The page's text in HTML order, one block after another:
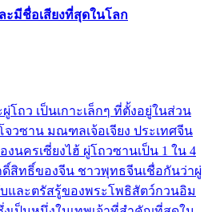
มีชื่อเสียงที่สุดในโลก
โถว เป็นเกาะเล็กๆ ที่ตั้งอยู่ในส่วน
จวซาน มณฑลเจ้อเจียง ประเทศจีน
นครเซี่ยงไฮ้ ผู่โถวซานเป็น 1 ใน 4
สิทธิ์ของจีน ชาวพุทธจีนเชื่อกันว่าผู่
และตรัสรู้ของพระโพธิสัตว์กวนอิม